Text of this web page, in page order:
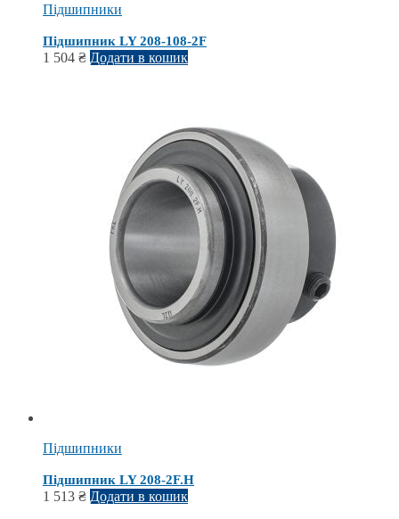
Підшипники
Підшипник LY 208-108-2F
1 504 ₴ Додати в кошик
Підшипники
Підшипник LY 208-2F.H
1 513 ₴ Додати в кошик